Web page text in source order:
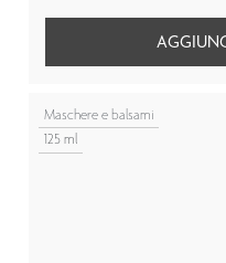
Maschere e balsami
125 ml